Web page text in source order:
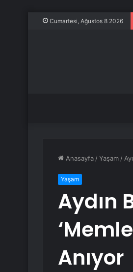
Cumartesi, Ağustos 8 2026
Anasayfa /Yaşam /
Yaşam
Aydın
Anıyor